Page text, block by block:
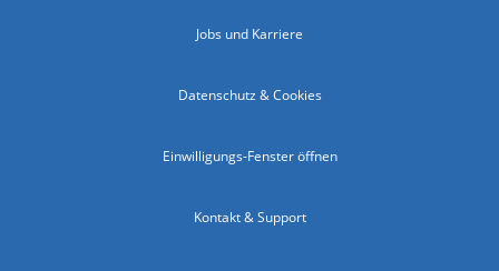
Jobs und Karriere
Datenschutz & Cookies
Einwilligungs-Fenster öffnen
Kontakt & Support